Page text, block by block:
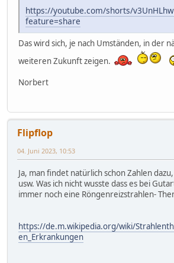
https://youtube.com/shorts/
feature=share
https://youtube.com/shorts/
Das wird sich, je nach Umständen, in der
weiteren Zukunft zeigen.
Norbert
Flipflop
04. Juni 2023, 10:53
Ja, man findet natürlich schon Zahlen
usw. Was ich nicht wusste dass es bei
immer noch eine Röngenreizstrahlen-
https://de.m.wikipedia.org/wiki/
en_Erkrankungen